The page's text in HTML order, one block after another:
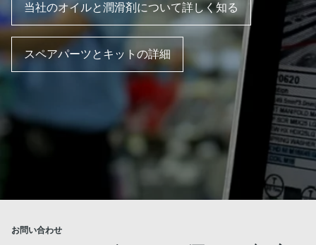
当社のオイルと潤滑剤について詳しく知る
スペアパーツとキットの詳細
お問い合わせ